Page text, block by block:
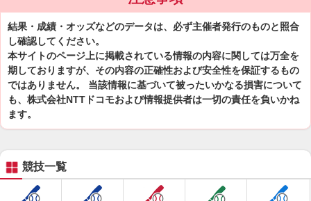
結果・成績・オッズなどのデータは、必ず主催者発行のものと照合
し確認してください。
本サイトのページ上に掲載されている情報の内容に関しては万全を
期しておりますが、その内容の正確性および安全性を保証するもの
ではありません。 当該情報に基づいて被ったいかなる損害について
も、株式会社NTTドコモおよび情報提供者は一切の責任を負いかね
ます。
競技一覧